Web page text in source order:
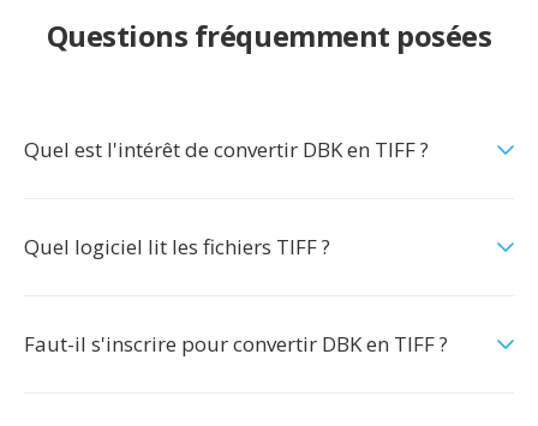
Questions fréquemment posées
Quel est l'intérêt de convertir DBK en TIFF ?
Quel logiciel lit les fichiers TIFF ?
Faut-il s'inscrire pour convertir DBK en TIFF ?